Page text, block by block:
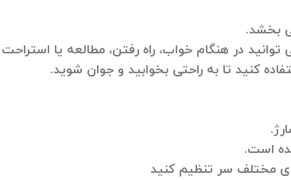
بخشد.
در هنگام خواب، راه رفتن، مطالعه یا استراحت
های مختلف سر تنظیم کنید